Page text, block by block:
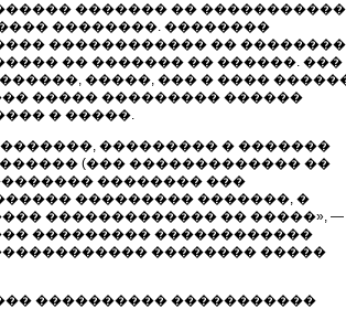
������� �� �����������
��������. ��������
������������ �� ��������
�� ������� �� ������. ���
�����, ��� � ����
����� ��������� ������
� �����.
��������� � �������
(��� ������������� ��
�������� ���
��������� �������, �
������������� �� �����», —
��������� ������������
�������� �����
���������� �����������